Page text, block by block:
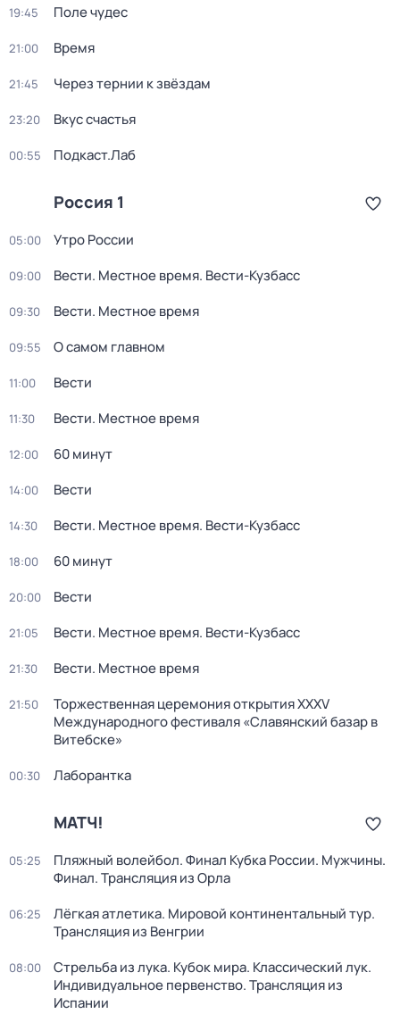
19:45 Поле чудес
21:00 Время
21:45 Через тернии к звёздам
23:20 Вкус счастья
00:55 Подкаст.Лаб
Россия 1
05:00 Утро России
09:00 Вести. Местное время. Вести-Кузбасс
09:30 Вести. Местное время
09:55 О самом главном
11:00 Вести
11:30 Вести. Местное время
12:00 60 минут
14:00 Вести
14:30 Вести. Местное время. Вести-Кузбасс
18:00 60 минут
20:00 Вести
21:05 Вести. Местное время. Вести-Кузбасс
21:30 Вести. Местное время
21:50
Торжественная церемония открытия XXXV
Международного фестиваля «Славянский базар в
Витебске»
00:30 Лаборантка
МАТЧ!
05:25
Пляжный волейбол. Финал Кубка России. Мужчины.
Финал. Трансляция из Орла
06:25
Лёгкая атлетика. Мировой континентальный тур.
Трансляция из Венгрии
08:00
Стрельба из лука. Кубок мира. Классический лук.
Индивидуальное первенство. Трансляция из
Испании